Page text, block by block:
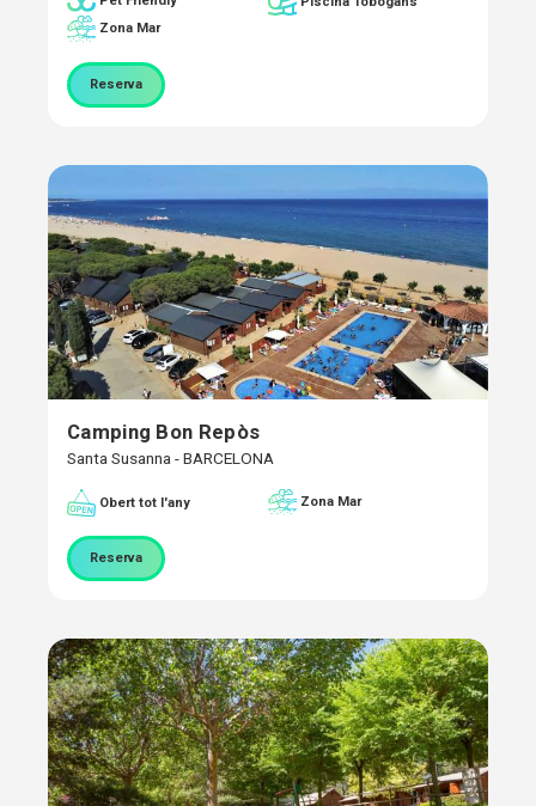
Zona Mar
Reserva
Camping Bon Repòs
Santa Susanna - BARCELONA
Obert tot l'any Zona Mar
Reserva